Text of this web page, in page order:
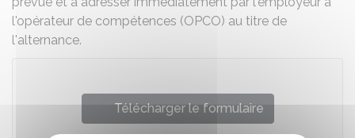
l'opérateur de compétences (OPCO) au titre de
l'alternance.
Télécharger le formulaire